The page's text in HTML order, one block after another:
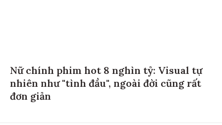
Nữ chính phim hot 8 nghìn tỷ: Visual tự
nhiên như "tình đầu", ngoài đời cũng rất
đơn giản